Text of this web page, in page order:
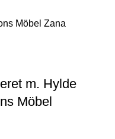
m. Hylde
Möbel